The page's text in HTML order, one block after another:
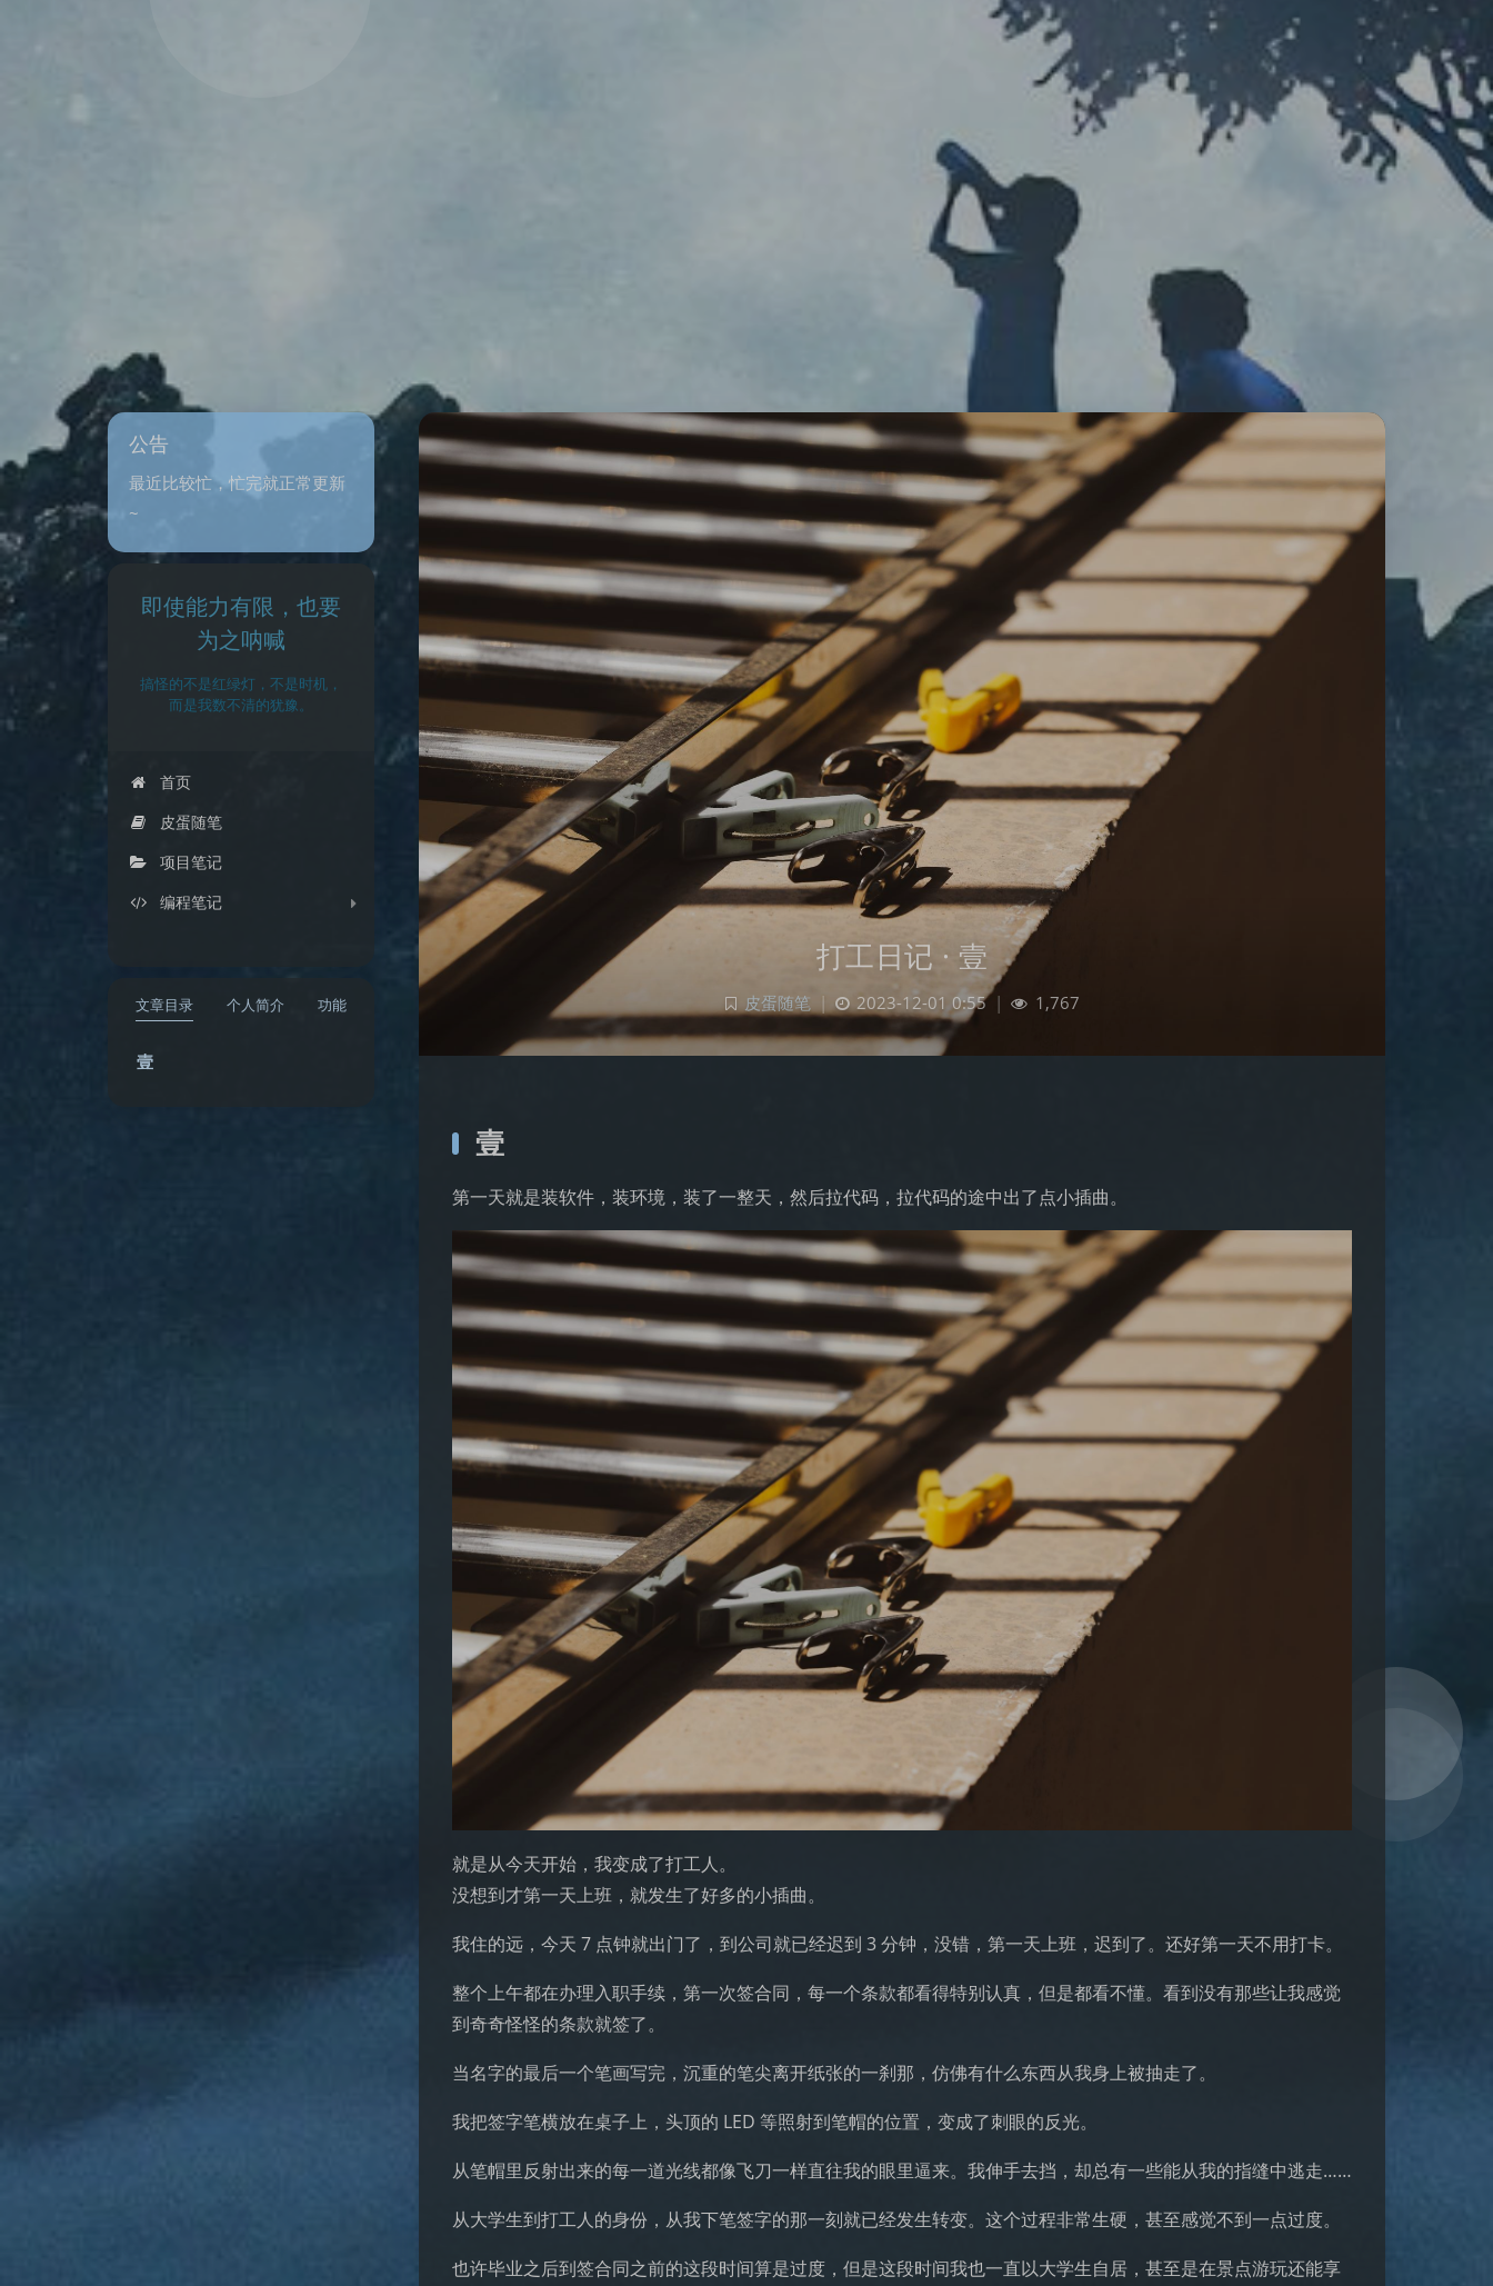
公告
最近比较忙，忙完就正常更新
~
即使能力有限，也要
为之呐喊
搞怪的不是红绿灯，不是时机，
而是我数不清的犹豫。
首页
皮蛋随笔
项目笔记
编程笔记
文章目录 个人简介 功能
壹
打工日记 · 壹
皮蛋随笔 2023-12-01 0:55 1,767
壹
第一天就是装软件，装环境，装了一整天，然后拉代码，拉代码的途中出了点小插曲。
就是从今天开始，我变成了打工人。
没想到才第一天上班，就发生了好多的小插曲。
我住的远，今天 7 点钟就出门了，到公司就已经迟到 3 分钟，没错，第一天上班，迟到了。还好第一天不用打卡。
整个上午都在办理入职手续，第一次签合同，每一个条款都看得特别认真，但是都看不懂。看到没有那些让我感觉
到奇奇怪怪的条款就签了。
当名字的最后一个笔画写完，沉重的笔尖离开纸张的一刹那，仿佛有什么东西从我身上被抽走了。
我把签字笔横放在桌子上，头顶的 LED 等照射到笔帽的位置，变成了刺眼的反光。
从笔帽里反射出来的每一道光线都像飞刀一样直往我的眼里逼来。我伸手去挡，却总有一些能从我的指缝中逃走……
从大学生到打工人的身份，从我下笔签字的那一刻就已经发生转变。这个过程非常生硬，甚至感觉不到一点过度。
也许毕业之后到签合同之前的这段时间算是过度，但是这段时间我也一直以大学生自居，甚至是在景点游玩还能享